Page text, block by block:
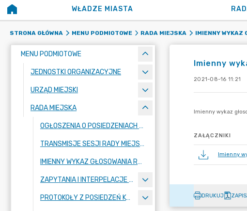
WŁADZE MIASTA
STRONA GŁÓWNA MENU PODMIOTOWE RADA MIEJSKA IMIENNY
MENU PODMIOTOWE
JEDNOSTKI ORGANIZACYJNE
URZĄD MIEJSKI
RADA MIEJSKA
OGŁOSZENIA O POSIEDZENIACH RADY MIEJSKIEJ
TRANSMISJE SESJI RADY MIEJSKIEJ
IMIENNY WYKAZ GŁOSOWANIA RADNYCH - KADENCJA 2024-2029
ZAPYTANIA I INTERPELACJE RADNYCH
PROTOKOŁY Z POSIEDZEŃ KOMISJI RADY MIEJSKIEJ 2024-2029
Imienny
2021-08-16 11:21
ZAŁĄCZNIKI
Imienny
DRUKUJ